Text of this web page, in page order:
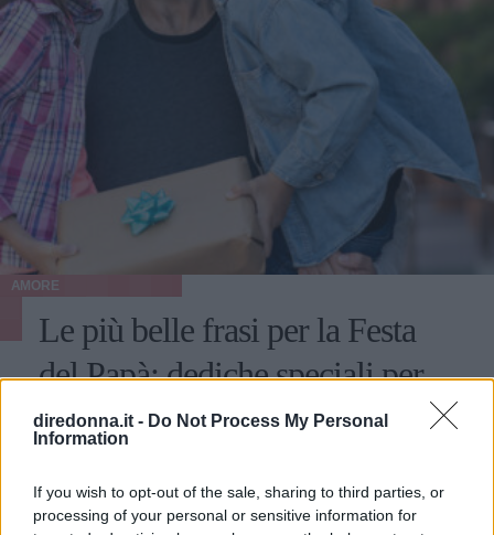
diredonna.it - Do Not Process My Personal
Information
If you wish to opt-out of the sale, sharing to third parties, or
processing of your personal or sensitive information for
AMORE
Le più belle frasi per la Festa
del Papà: dediche speciali per
celebrare il tuo eroe
dedicare al nostro genitore? Alcuni spunti su come
muoversi.